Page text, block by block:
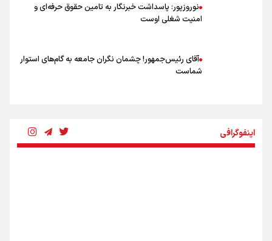
نوروزپور: پاسداشت خبرنگار به تامین حقوق حرفه‌ای و
امنیت شغلی اوست
آقای رئیس‌جمهور! چشمان نگران جامعه به گام‌های استوار
شماست
اینفوگرافی